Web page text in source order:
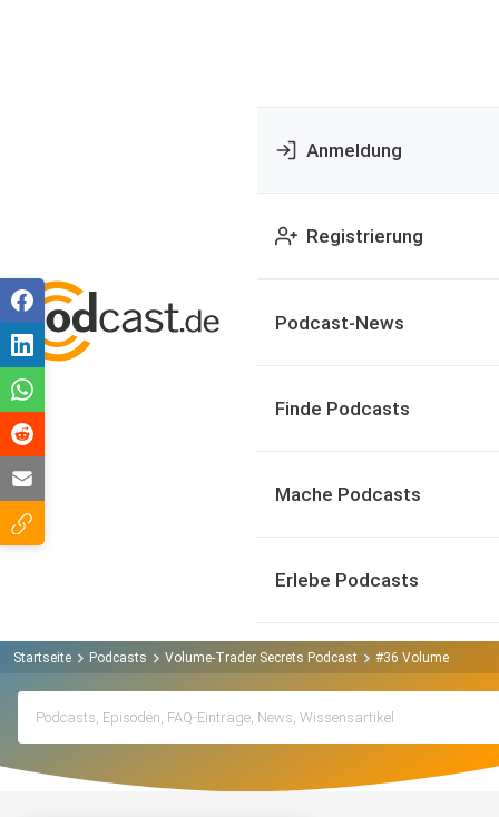
Anmeldung
Registrierung
Podcast-News
Finde Podcasts
Mache Podcasts
Erlebe Podcasts
Startseite Podcasts Volume-Trader Secrets Podcast #36 Volume-Trader